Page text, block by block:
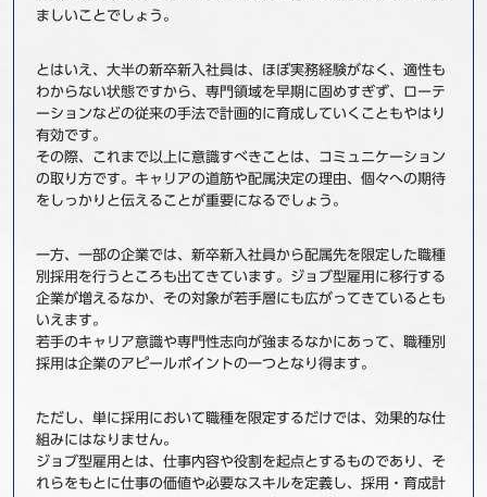
ましいことでしょう。
とはいえ、大半の新卒新入社員は、ほぼ実務経験がなく、適性も
わからない状態ですから、専門領域を早期に固めすぎず、ローテ
ーションなどの従来の手法で計画的に育成していくこともやはり
有効です。
その際、これまで以上に意識すべきことは、コミュニケーション
の取り方です。キャリアの道筋や配属決定の理由、個々への期待
をしっかりと伝えることが重要になるでしょう。
一方、一部の企業では、新卒新入社員から配属先を限定した職種
別採用を行うところも出てきています。ジョブ型雇用に移行する
企業が増えるなか、その対象が若手層にも広がってきているとも
いえます。
若手のキャリア意識や専門性志向が強まるなかにあって、職種別
採用は企業のアピールポイントの一つとなり得ます。
ただし、単に採用において職種を限定するだけでは、効果的な仕
組みにはなりません。
ジョブ型雇用とは、仕事内容や役割を起点とするものであり、そ
れらをもとに仕事の価値や必要なスキルを定義し、採用・育成計